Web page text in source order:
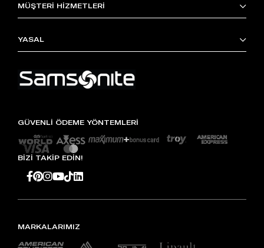
MÜŞTERİ HİZMETLERİ
YASAL
GÜVENLİ ÖDEME YÖNTEMLERİ
BİZİ TAKİP EDİN!
MARKALARIMIZ